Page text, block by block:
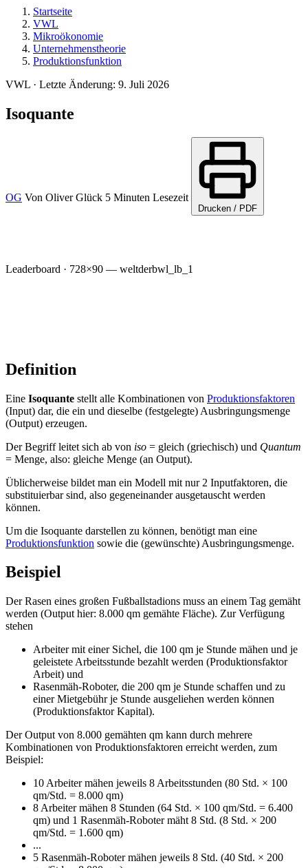
Startseite
VWL
Mikroökonomie
Unternehmenstheorie
Produktionsfunktion
VWL · Letzte Änderung: 9. Juli 2026
Isoquante
OG Von Oliver Glück 5 Minuten Lesezeit
Drucken / PDF
Leaderboard · 728×90 — weltderbwl_lb_1
Definition
Eine Isoquante stellt alle Kombinationen von Produktionsfaktoren
(Input) dar, die ein und dieselbe (festgelegte) Ausbringungsmenge
(Output) erzeugen.
Der Begriff leitet sich ab von iso = gleich (griechisch) und Quantum
= Menge, also: gleiche Menge (an Output).
Üblicherweise bildet man ein Modell mit nur 2 Inputfaktoren, die
substituierbar sind, also gegeneinander ausgetauscht werden
können.
Um die Isoquante darstellen zu können, benötigt man eine
Produktionsfunktion sowie die (gewünschte) Ausbringungsmenge.
Beispiel
Der Rasen eines großen Fußballstadions muss an einem Tag gemäht
werden (Output hier: 8.000 qm gemähte Fläche). Zur Verfügung
stehen
Arbeiter mit einer Sichel, die 100 qm je Stunde mähen und je
geleistete Arbeitsstunde bezahlt werden (Produktionsfaktor
Arbeit) und
Rasenmäh-Roboter, die 200 qm je Stunde schaffen und zu
einer Mietgebühr je Stunde ausgeliehen werden können
(Produktionsfaktor Kapital).
Der Output von 8.000 gemähten qm kann durch mehrere
Kombinationen von Produktionsfaktoren erreicht werden, zum
Beispiel:
10 Arbeiter mähen jeweils 8 Arbeitsstunden (80 Std. × 100
qm/Std. = 8.000 qm)
8 Arbeiter mähen 8 Stunden (64 Std. × 100 qm/Std. = 6.400
qm) und 1 Rasenmäh-Roboter mäht 8 Std. (8 Std. × 200
qm/Std. = 1.600 qm)
...
5 Rasenmäh-Roboter mähen jeweils 8 Std. (40 Std. × 200